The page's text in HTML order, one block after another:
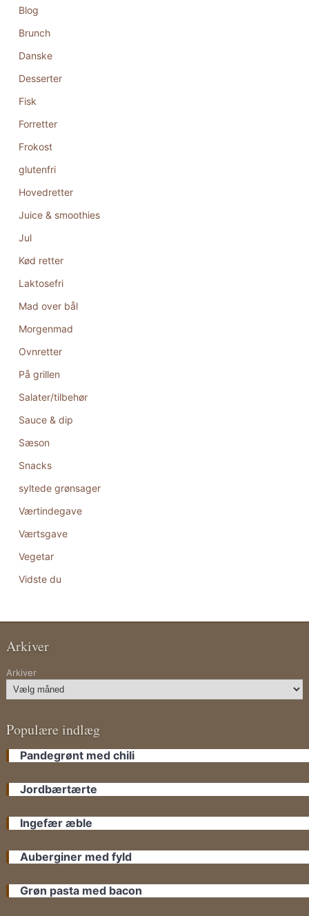
Blog
Brunch
Danske
Desserter
Fisk
Forretter
Frokost
glutenfri
Hovedretter
Juice & smoothies
Jul
Kød retter
Laktosefri
Mad over bål
Morgenmad
Ovnretter
På grillen
Salater/tilbehør
Sauce & dip
Sæson
Snacks
syltede grønsager
Værtindegave
Værtsgave
Vegetar
Vidste du
Arkiver
Arkiver
Populære indlæg
Pandegrønt med chili
Jordbærtærte
Ingefær æble
Auberginer med fyld
Grøn pasta med bacon